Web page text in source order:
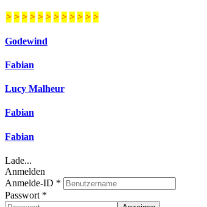
> > > > > > > > > > > >
Godewind
Fabian
Lucy Malheur
Fabian
Fabian
Lade...
Anmelden
Anmelde-ID *
Passwort *